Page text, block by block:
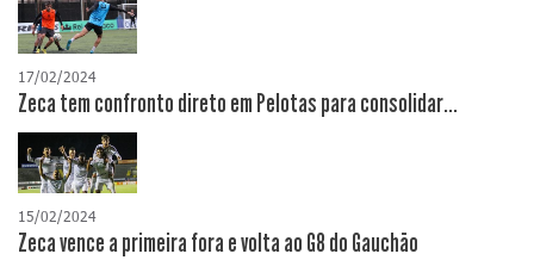
17/02/2024
Zeca tem confronto direto em Pelotas para consolidar...
15/02/2024
Zeca vence a primeira fora e volta ao G8 do Gauchão